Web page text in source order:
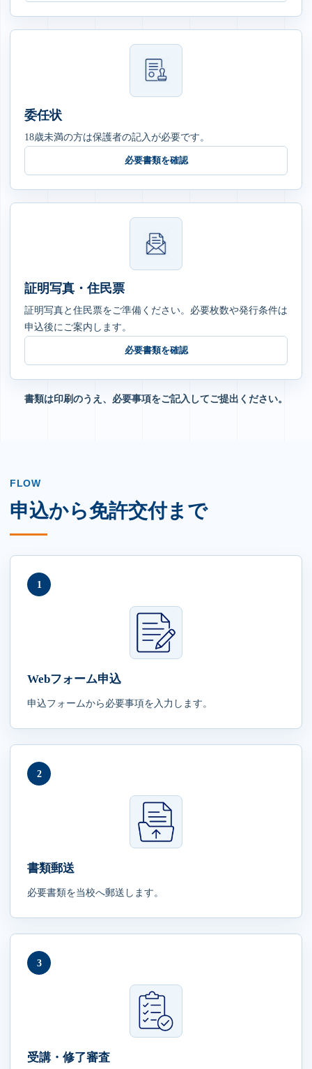
委任状
18歳未満の方は保護者の記入が必要です。
必要書類を確認
証明写真・住民票
証明写真と住民票をご準備ください。必要枚数や発行条件は
申込後にご案内します。
必要書類を確認
書類は印刷のうえ、必要事項をご記入してご提出ください。
FLOW
申込から免許交付まで
1
Webフォーム申込
申込フォームから必要事項を入力します。
2
書類郵送
必要書類を当校へ郵送します。
3
受講・修了審査